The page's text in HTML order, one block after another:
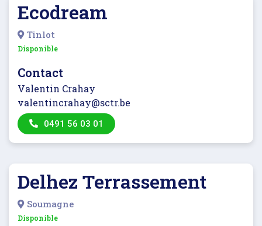
Ecodream
Tinlot
Disponible
Contact
Valentin Crahay
valentincrahay@sctr.be
0491 56 03 01
Delhez Terrassement
Soumagne
Disponible